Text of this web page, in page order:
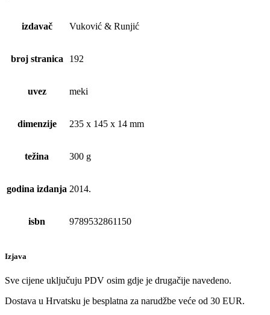
izdavač Vuković & Runjić
broj stranica 192
uvez meki
dimenzije 235 x 145 x 14 mm
težina 300 g
godina izdanja 2014.
isbn 9789532861150
Izjava
Sve cijene uključuju PDV osim gdje je drugačije navedeno.
Dostava u Hrvatsku je besplatna za narudžbe veće od 30 EUR.